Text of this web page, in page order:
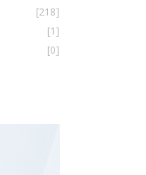
[218]
[1]
[0]